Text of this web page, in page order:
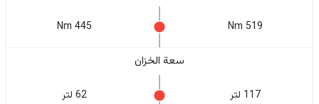
519 Nm
445 Nm
سعة الخزان
117 لتر 62 لتر